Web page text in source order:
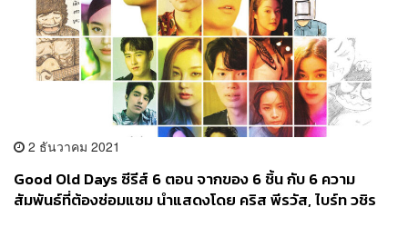
2 ธันวาคม 2021
Good Old Days ซีรีส์ 6 ตอน จากของ 6 ชิ้น กับ 6 ความ
สัมพันธ์ที่ต้องซ่อมแซม นำแสดงโดย คริส พีรวัส, ไบร์ท วชิร